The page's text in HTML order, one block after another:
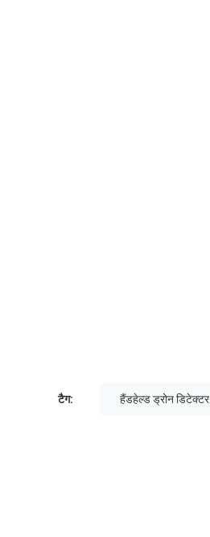
टैग: हैंडहेल्ड ड्रोन डिटेक्टर